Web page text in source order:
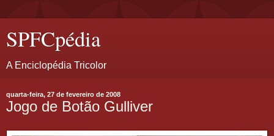
SPFCpédia
A Enciclopédia Tricolor
quarta-feira, 27 de fevereiro de 2008
Jogo de Botão Gulliver